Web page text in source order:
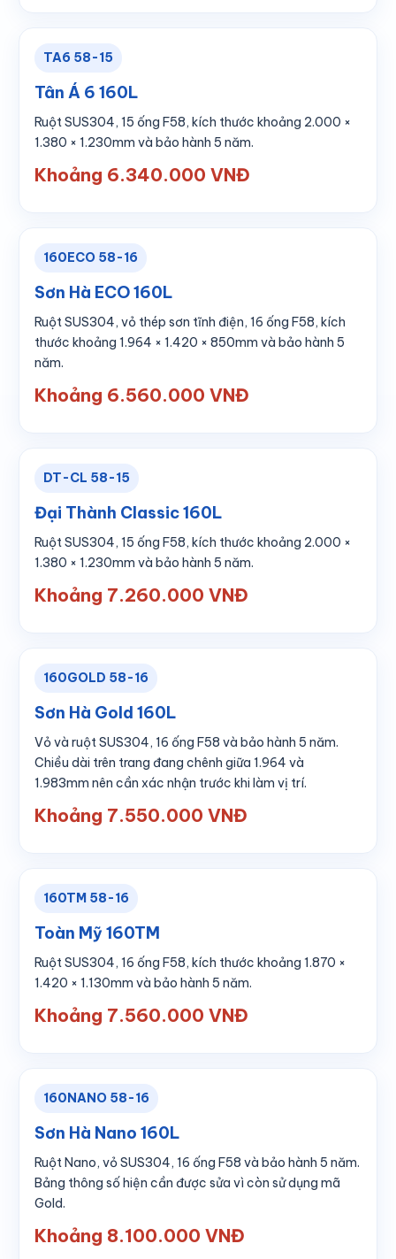
TA6 58-15
Tân Á 6 160L
Ruột SUS304, 15 ống F58, kích thước khoảng 2.000 ×
1.380 × 1.230mm và bảo hành 5 năm.
Khoảng 6.340.000 VNĐ
160ECO 58-16
Sơn Hà ECO 160L
Ruột SUS304, vỏ thép sơn tĩnh điện, 16 ống F58, kích
thước khoảng 1.964 × 1.420 × 850mm và bảo hành 5
năm.
Khoảng 6.560.000 VNĐ
DT-CL 58-15
Đại Thành Classic 160L
Ruột SUS304, 15 ống F58, kích thước khoảng 2.000 ×
1.380 × 1.230mm và bảo hành 5 năm.
Khoảng 7.260.000 VNĐ
160GOLD 58-16
Sơn Hà Gold 160L
Vỏ và ruột SUS304, 16 ống F58 và bảo hành 5 năm.
Chiều dài trên trang đang chênh giữa 1.964 và
1.983mm nên cần xác nhận trước khi làm vị trí.
Khoảng 7.550.000 VNĐ
160TM 58-16
Toàn Mỹ 160TM
Ruột SUS304, 16 ống F58, kích thước khoảng 1.870 ×
1.420 × 1.130mm và bảo hành 5 năm.
Khoảng 7.560.000 VNĐ
160NANO 58-16
Sơn Hà Nano 160L
Ruột Nano, vỏ SUS304, 16 ống F58 và bảo hành 5 năm.
Bảng thông số hiện cần được sửa vì còn sử dụng mã
Gold.
Khoảng 8.100.000 VNĐ